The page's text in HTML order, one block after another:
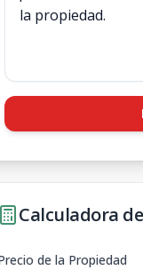
Calculadora
de la Propiedad